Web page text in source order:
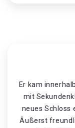
Er kam
mit
neues Schloss
Äußerst